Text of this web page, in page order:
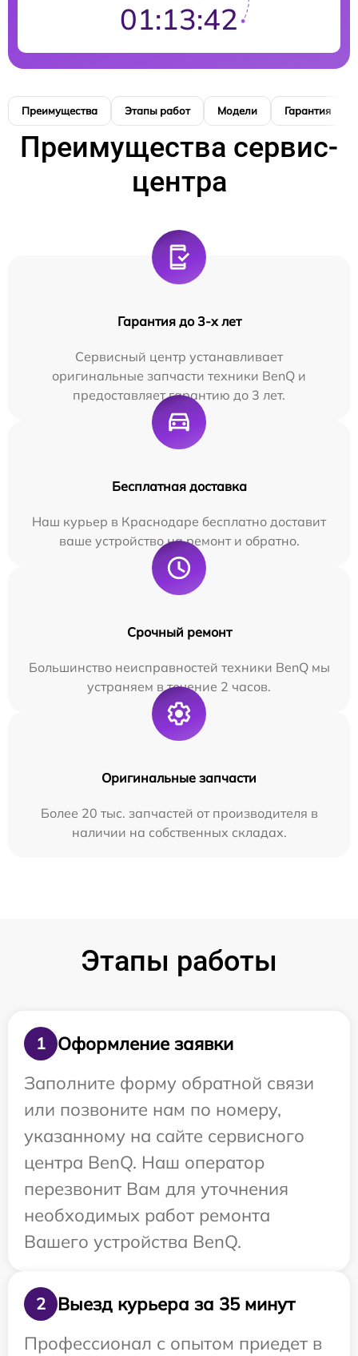
01:13:41
Преимущества Этапы работ Модели Гарантия
Преимущества сервис-
центра
Гарантия до 3-х лет
Сервисный центр устанавливает
оригинальные запчасти техники BenQ и
предоставляет гарантию до 3 лет.
Бесплатная доставка
Наш курьер в Краснодаре бесплатно доставит
ваше устройство на ремонт и обратно.
Срочный ремонт
Большинство неисправностей техники BenQ мы
устраняем в течение 2 часов.
Оригинальные запчасти
Более 20 тыс. запчастей от производителя в
наличии на собственных складах.
Этапы работы
1
Оформление заявки
Заполните форму обратной связи
или позвоните нам по номеру,
указанному на сайте сервисного
центра BenQ. Наш оператор
перезвонит Вам для уточнения
необходимых работ ремонта
Вашего устройства BenQ.
2
Выезд курьера за 35 минут
Профессионал с опытом приедет в